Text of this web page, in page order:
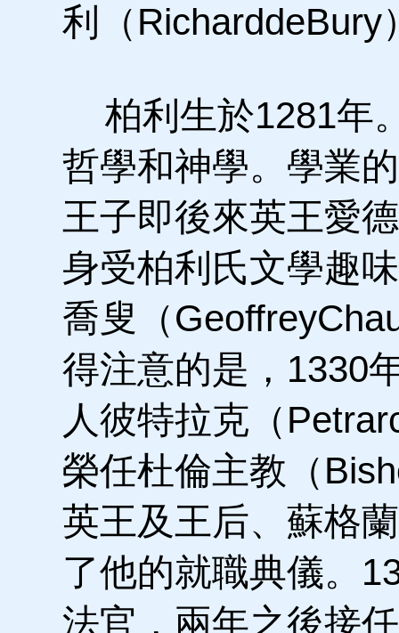
利（RicharddeBury
柏利生於1281年
哲學和神學。學業
王子即後來英王愛
身受柏利氏文學趣
喬叟（
得注意的是，1330
人彼特拉克（
榮任杜倫主教（
英王及王后、蘇格
了他的就職典儀。
法官，兩年之後接